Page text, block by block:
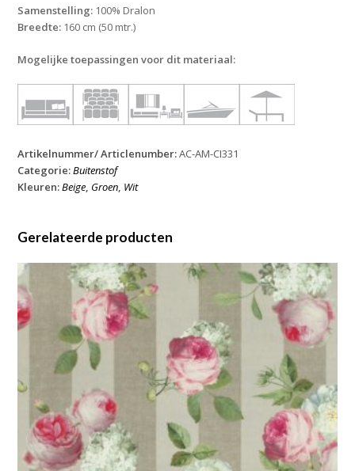
Samenstelling: 100% Dralon
Breedte: 160 cm (50 mtr.)
Mogelijke toepassingen voor dit materiaal:
Artikelnummer/ Articlenumber:AC-AM-CI331
Categorie:Buitenstof
Kleuren:Beige, Groen, Wit
Gerelateerde producten